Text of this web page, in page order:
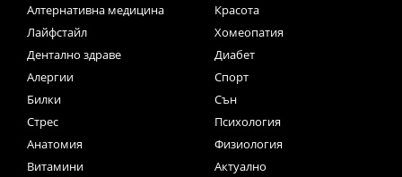
Алтернативна медицина
Красота
Лайфстайл
Хомеопатия
Дентално здраве
Диабет
Алергии
Спорт
Билки
Сън
Стрес
Психология
Анатомия
Физиология
Витамини
Актуално